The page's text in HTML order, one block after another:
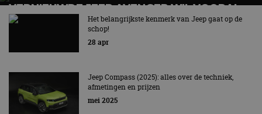
VERNIEUWDE JEEP AVENGER WIL VOORAL
STOERDER ZIJN
De aanpassingen op een rij
Het belangrijkste kenmerk van Jeep gaat op de
schop!
28 apr
Jeep Compass (2025): alles over de techniek,
afmetingen en prijzen
mei 2025